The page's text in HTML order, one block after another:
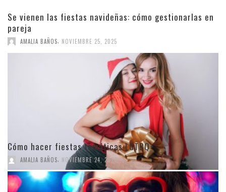
Se vienen las fiestas navideñas: cómo gestionarlas en
pareja
AMALIA BAÑOS, NOVIEMBRE 25, 2025
Cómo hacer fiestas temáticas LGTBQ+
AMALIA BAÑOS, NOVIEMBRE 24, 2023